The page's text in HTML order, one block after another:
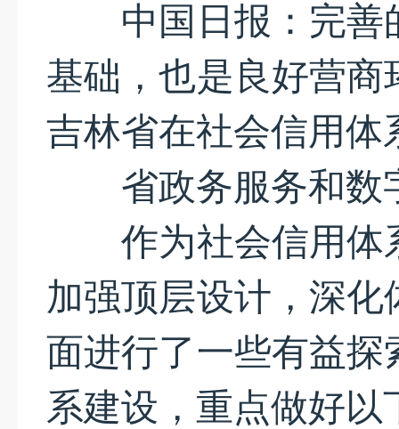
中国日报：完善
基础，也是良好营商
吉林省在社会信用体
省政务服务和数
作为社会信用体
加强顶层设计，深
面进行了一些有益探
系建设，重点做好以